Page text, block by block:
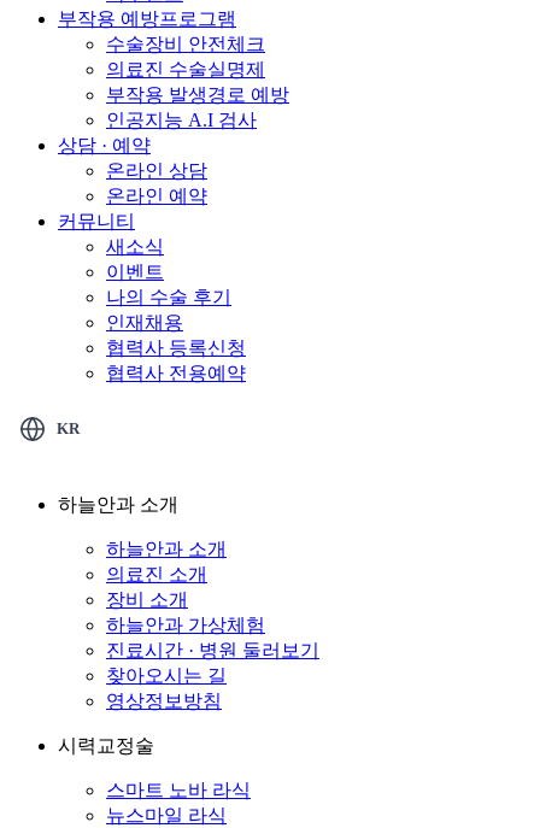
부작용 예방프로그램
수술장비 안전체크
의료진 수술실명제
부작용 발생경로 예방
인공지능 A.I 검사
상담 · 예약
온라인 상담
온라인 예약
커뮤니티
새소식
이벤트
나의 수술 후기
인재채용
협력사 등록신청
협력사 전용예약
KR
하늘안과 소개
하늘안과 소개
의료진 소개
장비 소개
하늘안과 가상체험
진료시간 · 병원 둘러보기
찾아오시는 길
영상정보방침
시력교정술
스마트 노바 라식
뉴스마일 라식